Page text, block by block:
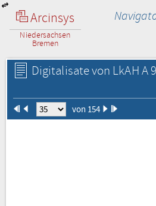
Arcinsys
Niedersachsen
Bremen
Digitalisate von LkAH A
von 154